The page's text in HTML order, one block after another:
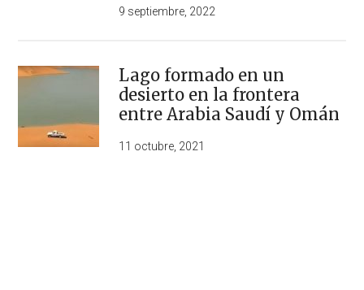
9 septiembre, 2022
Lago formado en un
desierto en la frontera
entre Arabia Saudí y Omán
11 octubre, 2021